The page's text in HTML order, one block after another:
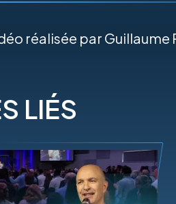
réalisée par Guillaume
LIÉS